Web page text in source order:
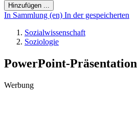
Hinzufügen ...
In Sammlung (en) In der gespeicherten
Sozialwissenschaft
Soziologie
PowerPoint-
Werbung